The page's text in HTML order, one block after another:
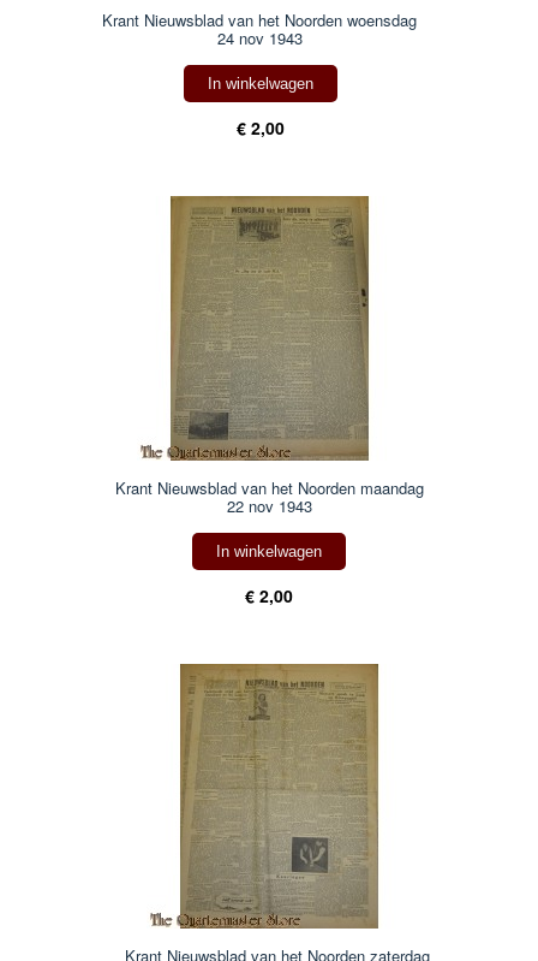
Krant Nieuwsblad van het Noorden woensdag
24 nov 1943
In winkelwagen
€ 2,00
Krant Nieuwsblad van het Noorden maandag
22 nov 1943
In winkelwagen
€ 2,00
Krant Nieuwsblad van het Noorden zaterdag